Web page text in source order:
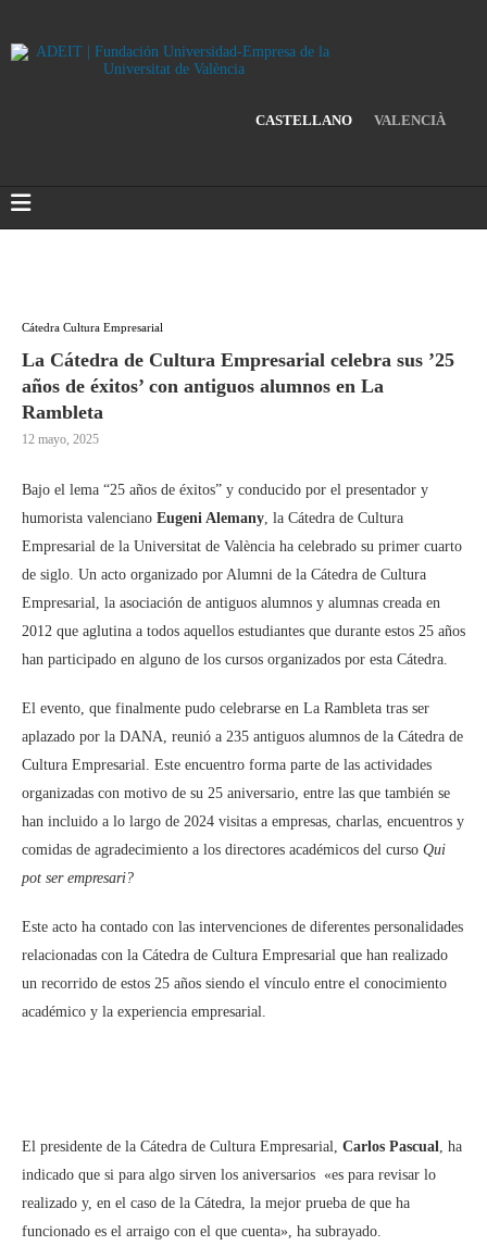
CASTELLANO VALENCIÀ
Cátedra Cultura Empresarial
La Cátedra de Cultura Empresarial celebra sus ’25
años de éxitos’ con antiguos alumnos en La
Rambleta
12 mayo, 2025
Bajo el lema “25 años de éxitos” y conducido por el presentador y
humorista valenciano Eugeni Alemany , la Cátedra de Cultura
Empresarial de la Universitat de València ha celebrado su primer cuarto
de siglo. Un acto organizado por Alumni de la Cátedra de Cultura
Empresarial, la asociación de antiguos alumnos y alumnas creada en
2012 que aglutina a todos aquellos estudiantes que durante estos 25 años
han participado en alguno de los cursos organizados por esta Cátedra.
El evento, que finalmente pudo celebrarse en La Rambleta tras ser
aplazado por la DANA, reunió a 235 antiguos alumnos de la Cátedra de
Cultura Empresarial. Este encuentro forma parte de las actividades
organizadas con motivo de su 25 aniversario, entre las que también se
han incluido a lo largo de 2024 visitas a empresas, charlas, encuentros y
comidas de agradecimiento a los directores académicos del curso Qui
pot ser empresari?
Este acto ha contado con las intervenciones de diferentes personalidades
relacionadas con la Cátedra de Cultura Empresarial que han realizado
un recorrido de estos 25 años siendo el vínculo entre el conocimiento
académico y la experiencia empresarial.
El presidente de la Cátedra de Cultura Empresarial, Carlos Pascual , ha
indicado que si para algo sirven los aniversarios «es para revisar lo
realizado y, en el caso de la Cátedra, la mejor prueba de que ha
funcionado es el arraigo con el que cuenta», ha subrayado.